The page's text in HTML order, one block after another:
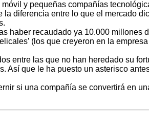
y pequeñas compañías
diferencia entre lo que el mercado
haber recaudado ya 10.000 millones
(los que creyeron en la
entre las que no han heredado su
Así que le ha puesto un asterisco
si una compañía se convertirá en